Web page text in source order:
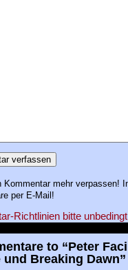
Kommentar mehr verpassen!
per E-Mail!
Richtlinien bitte
to “Peter
und Breaking Dawn”